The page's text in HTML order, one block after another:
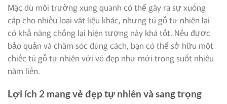
Mặc dù môi trường xung quanh có thể gây ra sự xuống
cấp cho nhiều loại vật liệu khác, nhưng tủ gỗ tự nhiên lại
có khả năng chống lại hiện tượng này khá tốt. Nếu được
bảo quản và chăm sóc đúng cách, bạn có thể sở hữu một
chiếc tủ gỗ tự nhiên với vẻ đẹp như mới trong suốt nhiều
năm liền.
Lợi ích 2 mang vẻ đẹp tự nhiên và sang trọng